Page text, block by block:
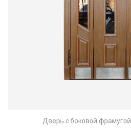
Дверь с боковой фрамугой